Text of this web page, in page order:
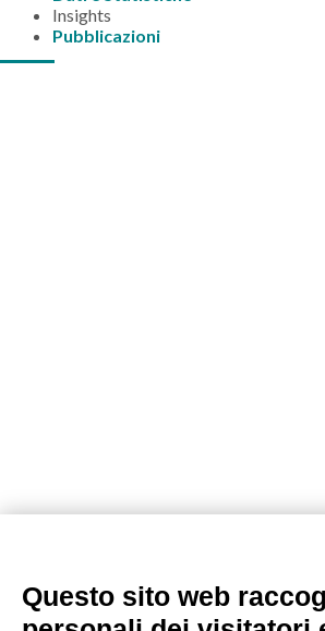
Insights
Pubblicazioni
Questo sito web